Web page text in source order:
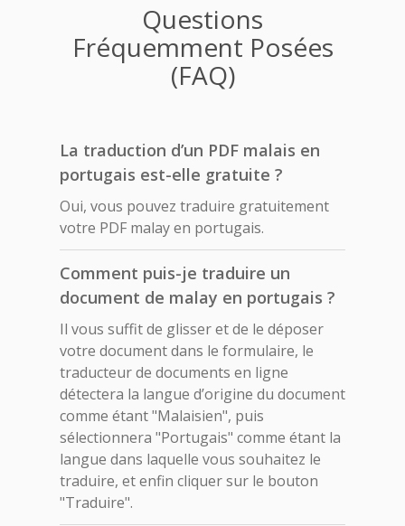
Questions
Fréquemment Posées
(FAQ)
La traduction d’un PDF malais en
portugais est-elle gratuite ?
Oui, vous pouvez traduire gratuitement
votre PDF malay en portugais.
Comment puis-je traduire un
document de malay en portugais ?
Il vous suffit de glisser et de le déposer
votre document dans le formulaire, le
traducteur de documents en ligne
détectera la langue d’origine du document
comme étant "Malaisien", puis
sélectionnera "Portugais" comme étant la
langue dans laquelle vous souhaitez le
traduire, et enfin cliquer sur le bouton
"Traduire".